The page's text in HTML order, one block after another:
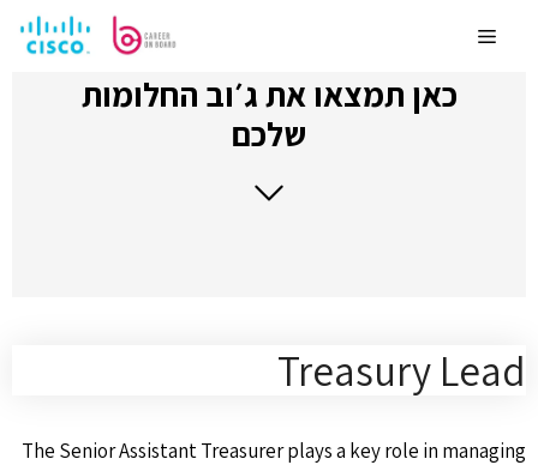
לתוכןMenu
כאן תמצאו את ג׳וב החלומות
שלכם
Treasury Lead
The Senior Assistant Treasurer plays a key role in managing